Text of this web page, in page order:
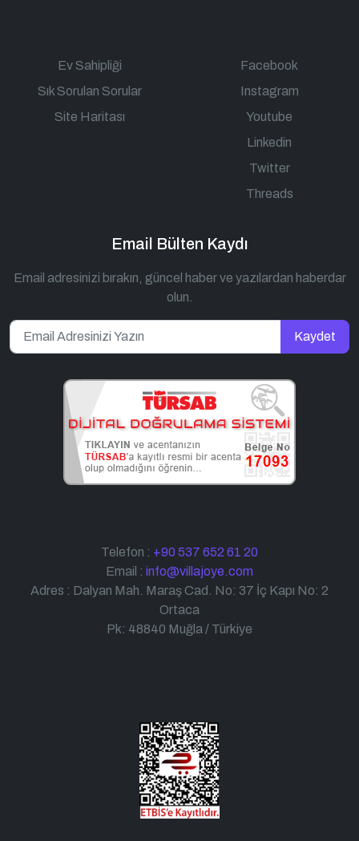
Ev Sahipliği
Sık Sorulan Sorular
Site Haritası
Facebook
Instagram
Youtube
Linkedin
Twitter
Threads
Email Bülten Kaydı
Email adresinizi bırakın, güncel haber ve yazılardan haberdar
olun.
Kaydet
Telefon : +90 537 652 61 20
Email : info@villajoye.com
Adres : Dalyan Mah. Maraş Cad. No: 37 İç Kapı No: 2
Ortaca
Pk: 48840 Muğla / Türkiye